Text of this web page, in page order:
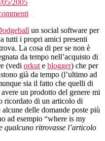
05/2005
su
where
is
my
wife?
un social software per
tutti i propri amici presenti
La cosa di per se non è
da tempo nell’acquisto di
(vedi orkut e blogger) che per
già da tempo (l’ultimo ad
sia il fatto che quelli di
un prodotto del genere mi
ricordato di un articolo di
delle domande poste più
ad esempio “where is my
qualcuno ritrovasse l’articolo